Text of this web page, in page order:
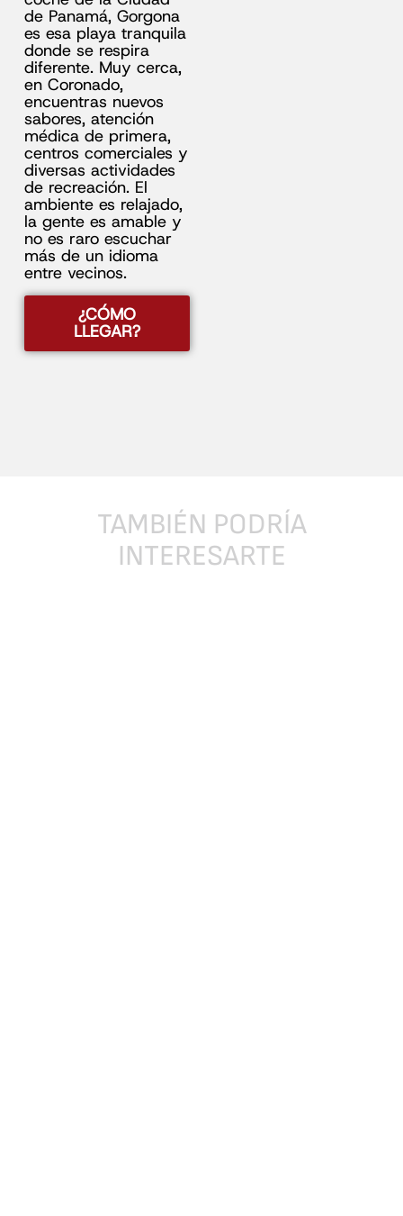
de Panamá, Gorgona
es esa playa tranquila
donde se respira
diferente. Muy cerca,
en Coronado,
encuentras nuevos
sabores, atención
médica de primera,
centros comerciales y
diversas actividades
de recreación. El
ambiente es relajado,
la gente es amable y
no es raro escuchar
más de un idioma
entre vecinos.
¿CÓMO
LLEGAR?
TAMBIÉN PODRÍA
INTERESARTE